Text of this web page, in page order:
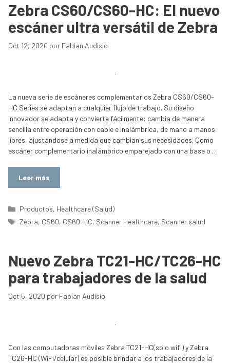
Zebra CS60/CS60-HC: El nuevo
escáner ultra versátil de Zebra
Oct 12, 2020 por Fabian Audisio
La nueva serie de escáneres complementarios Zebra CS60/CS60-
HC Series se adaptan a cualquier flujo de trabajo. Su diseño
innovador se adapta y convierte fácilmente: cambia de manera
sencilla entre operación con cable e inalámbrica, de mano a manos
libres, ajustándose a medida que cambian sus necesidades. Como
escáner complementario inalámbrico emparejado con una base o …
Leer más
Categorías
Productos, Healthcare (Salud)
Etiquetas
Zebra, CS60, CS60-HC, Scanner Healthcare, Scanner salud
Nuevo Zebra TC21-HC/TC26-HC
para trabajadores de la salud
Oct 5, 2020 por Fabian Audisio
Con las computadoras móviles Zebra TC21-HC(solo wifi) y Zebra
TC26-HC (WiFi/celular) es posible brindar a los trabajadores de la